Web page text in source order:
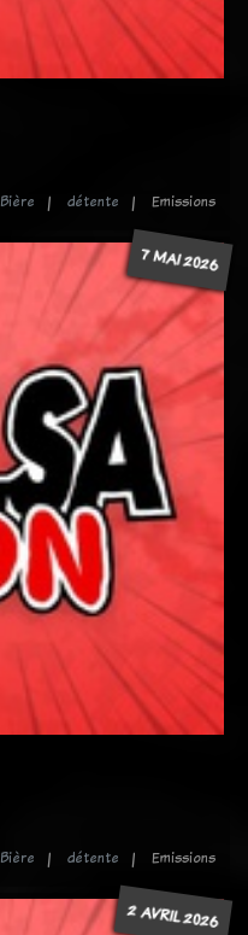
Bière détente Emissions
7 MAI 2026
Bière détente Emissions
2 AVRIL 2026